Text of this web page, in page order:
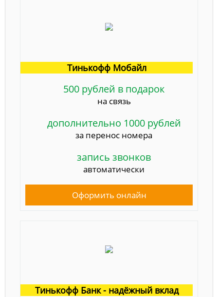
Тинькофф Мобайл
500 рублей в подарок
на связь
дополнительно 1000 рублей
за перенос номера
запись звонков
автоматически
Оформить онлайн
Тинькофф Банк - надёжный вклад